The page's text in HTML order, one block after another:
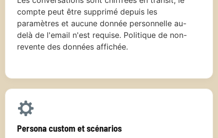
compte peut être supprimé depuis les
paramètres et aucune donnée personnelle au-
delà de l'email n'est requise. Politique de non-
revente des données affichée.
Persona custom et scénarios